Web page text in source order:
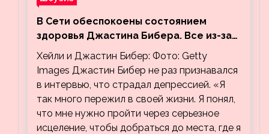
В Сети обеспокоены состоянием
здоровья Джастина Бибера. Все из-за
видео, на котором его успокаивает
Хейли
Хейли и Джастин Бибер: Фото: Getty
Images Джастин Бибер не раз признавался
в интервью, что страдал депрессией. «Я
так много пережил в своей жизни. Я понял,
что мне нужно пройти через серьезное
исцеление, чтобы добраться до места, где я